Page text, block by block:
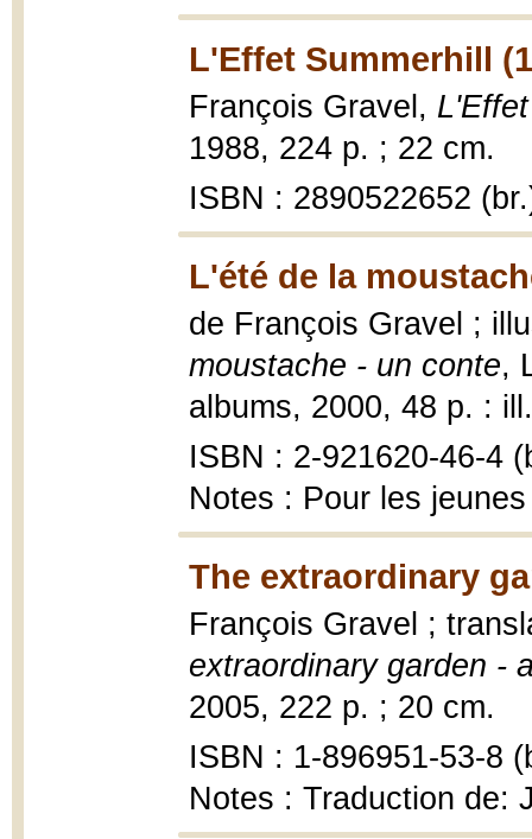
L'Effet Summerhill
François Gravel,
1988, 224 p. ; 22 cm.
ISBN : 2890522652
L'été de la
de François Gravel ;
moustache - un conte,
albums, 2000, 48 p. :
ISBN : 2-921620-46-4
Notes : Pour les jeunes
The extraordinary
François Gravel ;
extraordinary garden -
2005, 222 p. ; 20 cm.
ISBN : 1-896951-53-8
Notes : Traduction de: